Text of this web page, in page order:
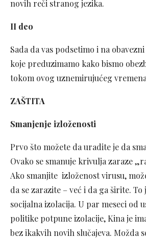
novih reči stranog jezika.
II deo
Sada da vas podsetimo i na
koje preduzimamo kako bismo
tokom ovog uznemirujućeg
ZAŠTITA
Smanjenje izloženosti
Prvo što možete da uradite je da
Ovako se smanuje krivulja zaraze
Ako smanjite izloženost virusu,
da se zarazite – već i da ga širite. To
socijalna izolacija. U par meseci od
politike potpune izolacije, Kina je
bez ikakvih novih slučajeva. Možda